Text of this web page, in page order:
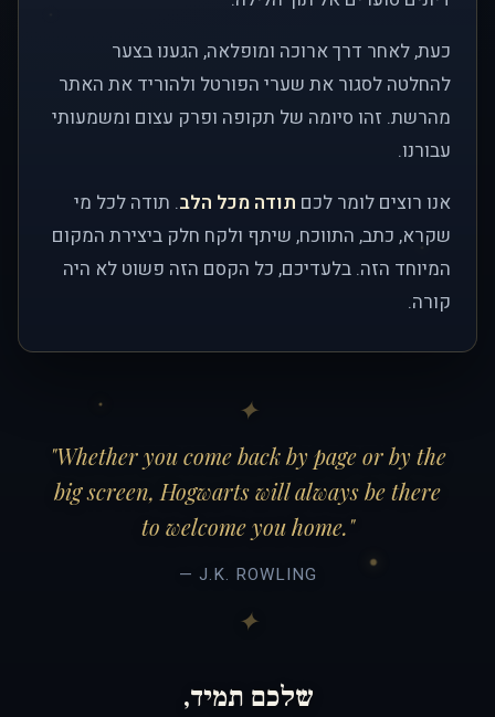
כעת, לאחר דרך ארוכה ומופלאה, הגענו בצער
להחלטה לסגור את שערי הפורטל ולהוריד את האתר
מהרשת. זהו סיומה של תקופה ופרק עצום ומשמעותי
עבורנו.
אנו רוצים לומר לכם תודה מכל הלב. תודה לכל מי
שקרא, כתב, התווכח, שיתף ולקח חלק ביצירת המקום
המיוחד הזה. בלעדיכם, כל הקסם הזה פשוט לא היה
קורה.
"Whether you come back by page or by the
big screen, Hogwarts will always be there
to welcome you home."
— J.K. ROWLING
שלכם תמיד,